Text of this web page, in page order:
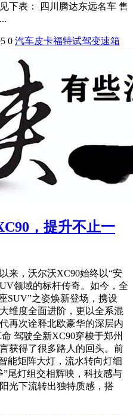
下表： 四川腾达东远名车 售
0 汽车皮卡福特试驾变速箱
，提升不止一
来，沃尔沃XC90始终以“安
领域的标杆传奇。如今，全
SUV”之姿焕新登场，携设
维度全面进阶，更以全系混
再次诠释北欧豪华的深层内
驾驶全新XC90穿梭于郑州
获得了很多路人的回头。前
能矩阵大灯，流水转向灯细
尾灯组交相辉映，科技感与
光下流转出独特质感，搭